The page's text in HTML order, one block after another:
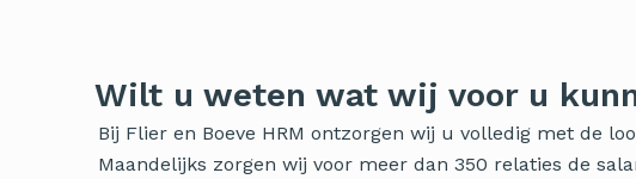
Wilt u weten wat wij voor u
Bij Flier en Boeve HRM ontzorgen wij u volledig met de
Maandelijks zorgen wij voor meer dan 350 relaties de